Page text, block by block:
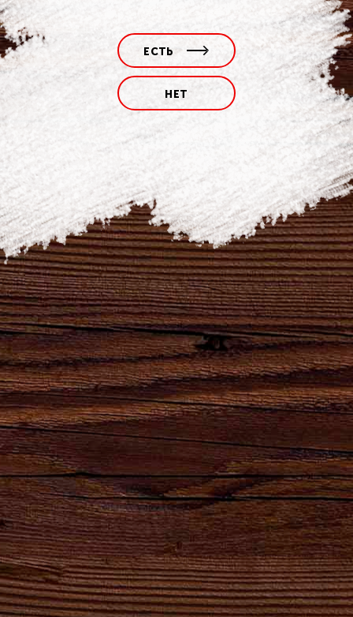
ЕСТЬ
НЕТ
Наши бренды
Натуральный
продукт
естественного
брожения.
Партнеры,
реализующие
продукцию
АО
"Брянскпиво"
Натуральный
продукт
высшего
качества для
хлеба и
кваса.
Сила
удара
твоего
сердца!